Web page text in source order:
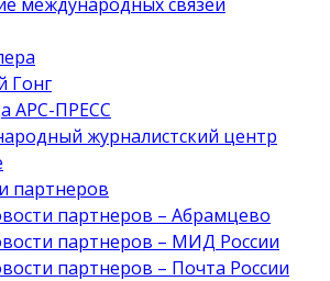
Гонг
АРС-ПРЕСС
журналистский центр
партнеров
партнеров – Абрамцево
партнеров – МИД России
партнеров – Почта России